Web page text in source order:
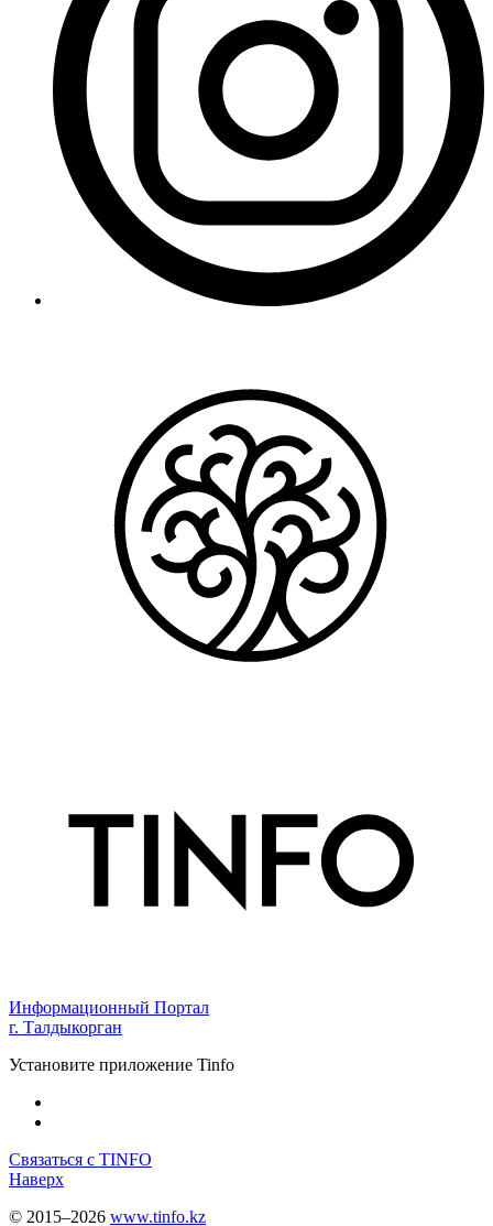
Информационный Портал
г. Талдыкорган
Установите приложение Tinfo
Связаться с TINFO
Наверх
© 2015–2026 www.tinfo.kz